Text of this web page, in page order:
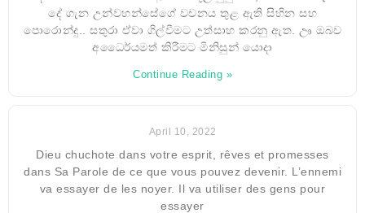
දේ ගැන උන්වහන්සේගේ වචනය තුළ ඇති සිහින සහ
පොරොන්දු.. සතුරා ඒවා ගිල්වීමට උත්සාහ කරනු ඇත. ඌ ඔබව
අධෛර්යමත් කිරීමට මිනිසුන් යොදා
Continue Reading »
April 10, 2022
Dieu chuchote dans votre esprit, rêves et promesses
dans Sa Parole de ce que vous pouvez devenir. L’ennemi
va essayer de les noyer. Il va utiliser des gens pour
essayer